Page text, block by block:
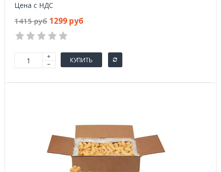
Цена с НДС
1415 руб 1299 руб
КУПИТЬ